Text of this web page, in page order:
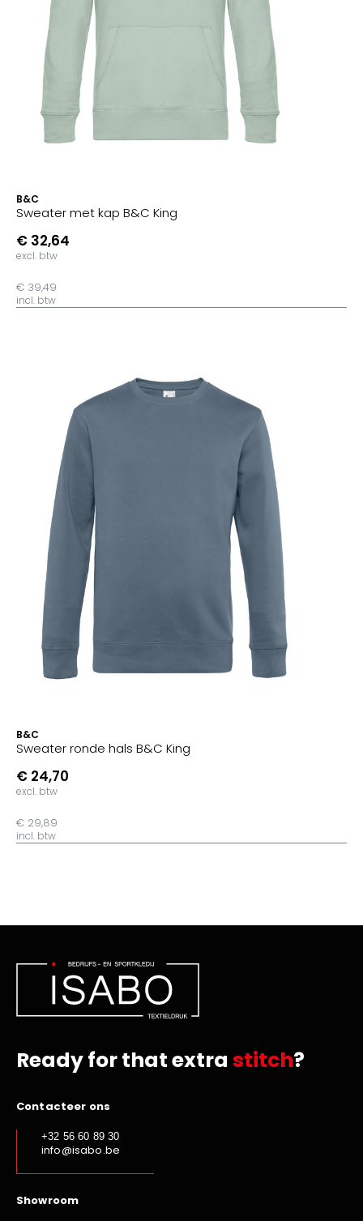
B&C
Sweater met kap B&C King
€ 32,64
excl. btw
€ 39,49
incl. btw
B&C
Sweater ronde hals B&C King
€ 24,70
excl. btw
€ 29,89
incl. btw
Ready for that extra stitch?
Contacteer ons
+32 56 60 89 30
info@isabo.be
Showroom